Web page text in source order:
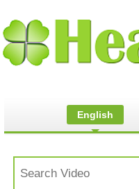
English